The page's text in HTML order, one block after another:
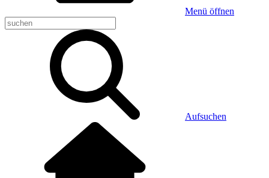
Menü öffnen
Aufsuchen